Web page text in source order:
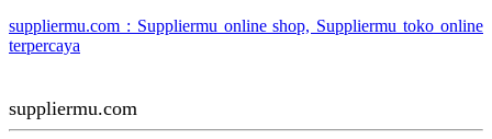
suppliermu.com : Suppliermu online shop, Suppliermu toko online
terpercaya
suppliermu.com